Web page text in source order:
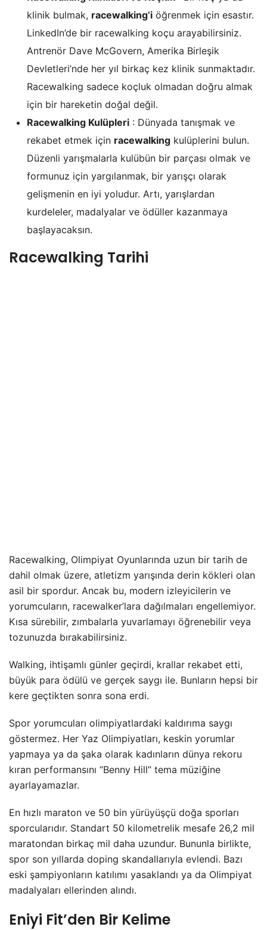
klinik bulmak, racewalking’i öğrenmek için esastır.
LinkedIn’de bir racewalking koçu arayabilirsiniz.
Antrenör Dave McGovern, Amerika Birleşik
Devletleri’nde her yıl birkaç kez klinik sunmaktadır.
Racewalking sadece koçluk olmadan doğru almak
için bir hareketin doğal değil.
Racewalking Kulüpleri : Dünyada tanışmak ve
rekabet etmek için racewalking kulüplerini bulun.
Düzenli yarışmalarla kulübün bir parçası olmak ve
formunuz için yargılanmak, bir yarışçı olarak
gelişmenin en iyi yoludur. Artı, yarışlardan
kurdeleler, madalyalar ve ödüller kazanmaya
başlayacaksın.
Racewalking Tarihi
Racewalking, Olimpiyat Oyunlarında uzun bir tarih de
dahil olmak üzere, atletizm yarışında derin kökleri olan
asil bir spordur. Ancak bu, modern izleyicilerin ve
yorumcuların, racewalker’lara dağılmaları engellemiyor.
Kısa sürebilir, zımbalarla yuvarlamayı öğrenebilir veya
tozunuzda bırakabilirsiniz.
Walking, ihtişamlı günler geçirdi, krallar rekabet etti,
büyük para ödülü ve gerçek saygı ile. Bunların hepsi bir
kere geçtikten sonra sona erdi.
Spor yorumcuları olimpiyatlardaki kaldırıma saygı
göstermez. Her Yaz Olimpiyatları, keskin yorumlar
yapmaya ya da şaka olarak kadınların dünya rekoru
kıran performansını “Benny Hill” tema müziğine
ayarlayamazlar.
En hızlı maraton ve 50 bin yürüyüşçü doğa sporları
sporcularıdır. Standart 50 kilometrelik mesafe 26,2 mil
maratondan birkaç mil daha uzundur. Bununla birlikte,
spor son yıllarda doping skandallarıyla evlendi. Bazı
eski şampiyonların katılımı yasaklandı ya da Olimpiyat
madalyaları ellerinden alındı.
Eniyi Fit’den Bir Kelime